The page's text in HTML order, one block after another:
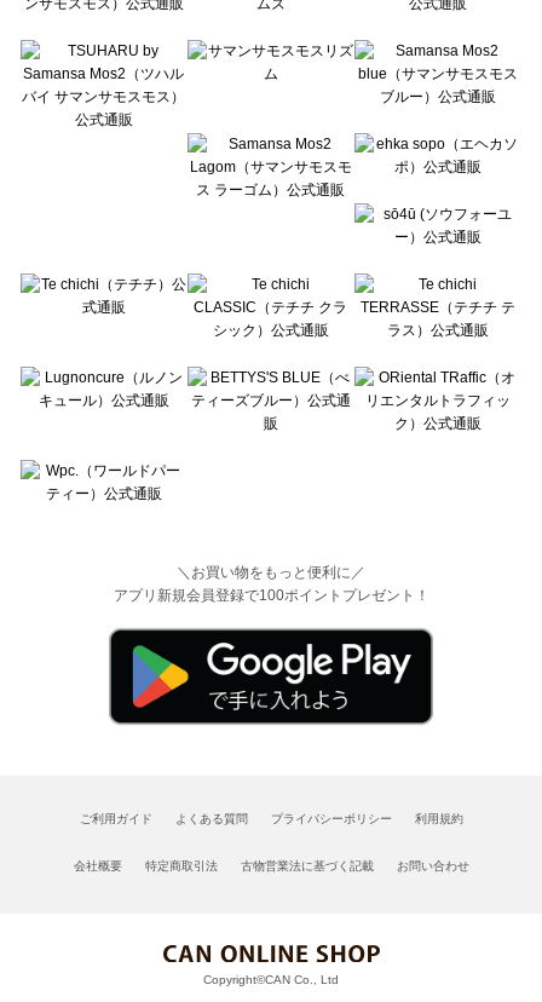
Lugnoncure（ルノンキュール）のアウター一覧
BETTY'S BLUE（べティーズブルー）のアウター一覧
Wpc.（ワールドパーティー）のアウター一覧
＼お買い物をもっと便利に／
アプリ新規会員登録で100ポイントプレゼント！
ご利用ガイド よくある質問 プライバシーポリシー 利用規約
会社概要 特定商取引法 古物営業法に基づく記載 お問い合わせ
Copyright©CAN Co., Ltd